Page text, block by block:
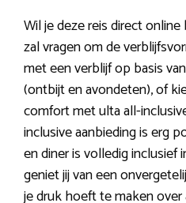
Wil je deze reis direct
zal vragen om de
met een verblijf op basis
(ontbijt en avondeten), of
comfort met ulta all-
inclusive aanbieding is erg
en diner is volledig inclusief
geniet jij van een
je druk hoeft te maken